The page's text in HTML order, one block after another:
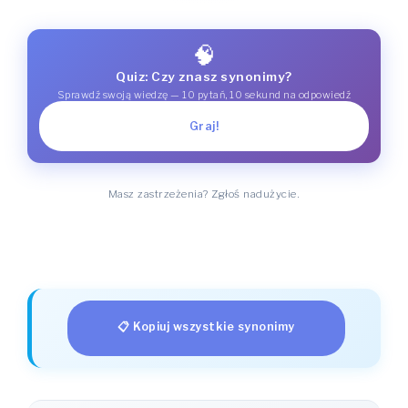
🧠
Quiz: Czy znasz synonimy?
Sprawdź swoją wiedzę — 10 pytań, 10 sekund na odpowiedź
Graj!
Masz zastrzeżenia? Zgłoś nadużycie.
📋 Kopiuj wszystkie synonimy